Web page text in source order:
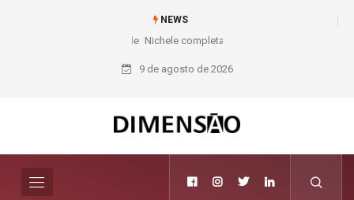
NEWS
Nichele completa 50 anos com 14 lojas e presença entre os maiores
varejistas de materiais de construção do Brasil
9 de agosto de 2026